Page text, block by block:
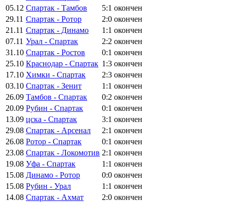
05.12 Спартак - Тамбов 5:1 окончен
29.11 Спартак - Ротор 2:0 окончен
21.11 Спартак - Динамо 1:1 окончен
07.11 Урал - Спартак 2:2 окончен
31.10 Спартак - Ростов 0:1 окончен
25.10 Краснодар - Спартак 1:3 окончен
17.10 Химки - Спартак 2:3 окончен
03.10 Спартак - Зенит 1:1 окончен
26.09 Тамбов - Спартак 0:2 окончен
20.09 Рубин - Спартак 0:1 окончен
13.09 цска - Спартак 3:1 окончен
29.08 Спартак - Арсенал 2:1 окончен
26.08 Ротор - Спартак 0:1 окончен
23.08 Спартак - Локомотив 2:1 окончен
19.08 Уфа - Спартак 1:1 окончен
15.08 Динамо - Ротор 0:0 окончен
15.08 Рубин - Урал 1:1 окончен
14.08 Спартак - Ахмат 2:0 окончен